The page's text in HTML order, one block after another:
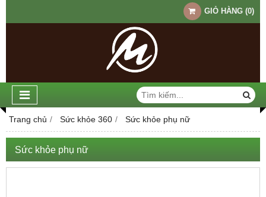
GIỎ HÀNG (0)
Trang chủ Sức khỏe 360 Sức khỏe phụ nữ
Sức khỏe phụ nữ